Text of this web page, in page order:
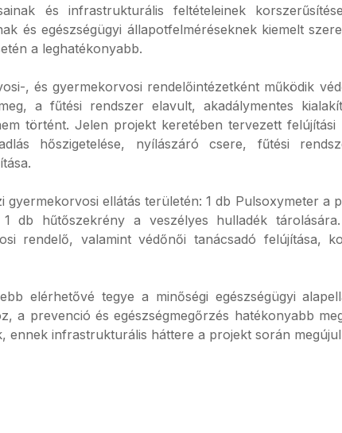
és infrastrukturális feltételeinek
és egészségügyi állapotfelméréseknek kiemelt
a leghatékonyabb.
, és gyermekorvosi rendelőintézetként működik
a fűtési rendszer elavult, akadálymentes
történt. Jelen projekt keretében tervezett felújítási
hőszigetelése, nyílászáró csere, fűtési
ellátás területén: 1 db Pulsoxymeter a
db hűtőszekrény a veszélyes hulladék
rendelő, valamint védőnői tanácsadó felújítása,
elérhetővé tegye a minőségi egészségügyi
a prevenció és egészségmegőrzés hatékonyabb
ennek infrastrukturális háttere a projekt során